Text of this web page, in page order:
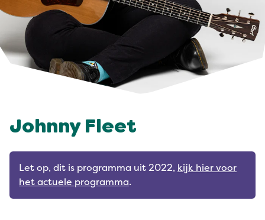
Johnny Fleet
Let op, dit is programma uit 2022, kijk hier voor
het actuele programma.